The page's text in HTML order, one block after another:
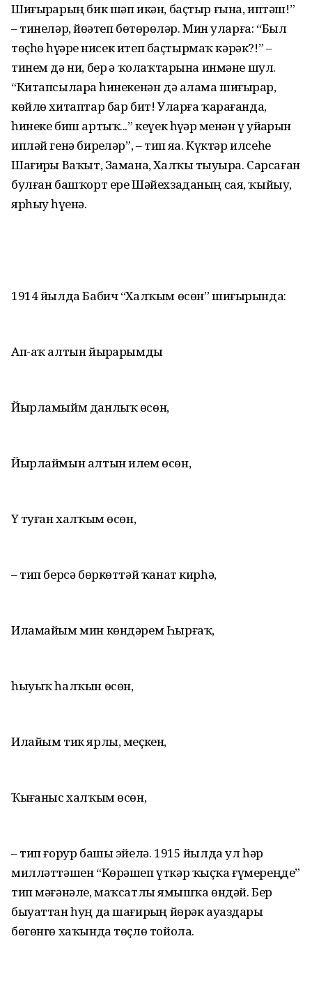
Шиғырҙарың бик шәп икән, баҫтыр ғына, иптәш!”
– тинеләр, йөҙәтеп бөтөрҙөләр. Мин уларға: “Был
төҫһөҙ һүҙҙәрҙе нисек итеп баҫтырмаҡ кәрәк?!” –
тинем дә ни, бер ҙә ҡолаҡтарына инмәне шул.
“Китапсыларҙа һинекенән дә алама шиғырҙар,
көйлө хитаптар бар бит! Уларға ҡарағанда,
һинеке биш артыҡ...” кеүек һүҙҙәр менән үҙ уйҙарын
ипләй генә бирҙеләр”, – тип яҙа. Күктәр илсеһе
Шағирҙы Ваҡыт, Замана, Халҡы тыуҙыра. Сарсаған
булған башҡорт ере Шәйехзаданың сая, ҡыйыу,
ярһыу һүҙенә.
1914 йылда Бабич “Халҡым өсөн” шиғырында:
Ап-аҡ алтын йырҙарымды
Йырламыйм данлыҡ өсөн,
Йырлаймын алтын илем өсөн,
Үҙ туған халҡым өсөн,
– тип берсә бөркөттәй ҡанат кирһә,
Иламайым мин көндәрем Һырғаҡ,
һыуыҡ һалҡын өсөн,
Илайым тик ярлы, меҫкен,
Ҡыҙғаныс халҡым өсөн,
– тип ғорур башы эйелә. 1915 йылда ул һәр
милләттәшен “Көрәшеп үткәр ҡыҫҡа ғүмереңде”
тип мәғәнәле, маҡсатлы яҙмышҡа өндәй. Бер
быуаттан һуң да шағирҙың йөрәк ауаздары
бөгөнгө хаҡында төҫлө тойола.